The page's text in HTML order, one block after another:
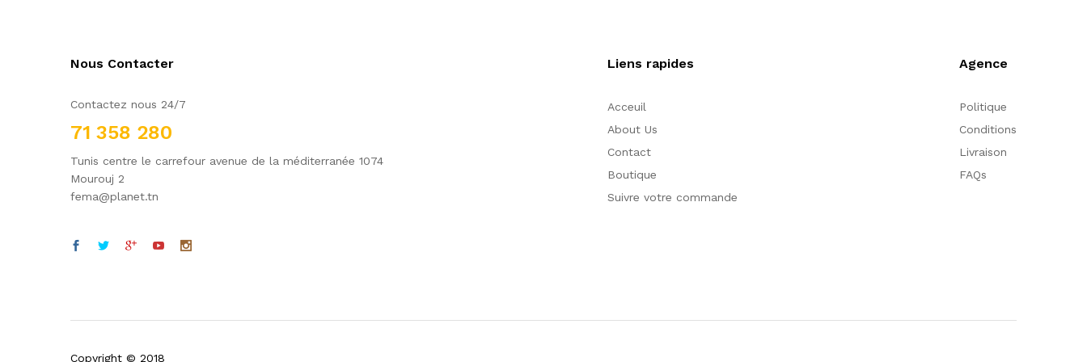
Nous Contacter
Contactez nous 24/7
71 358 280
Tunis centre le carrefour avenue de la méditerranée 1074
Mourouj 2
fema@planet.tn
Liens rapides
Acceuil
About Us
Contact
Boutique
Suivre votre commande
Agence
Politique
Conditions
Livraison
FAQs
Copyright © 2018